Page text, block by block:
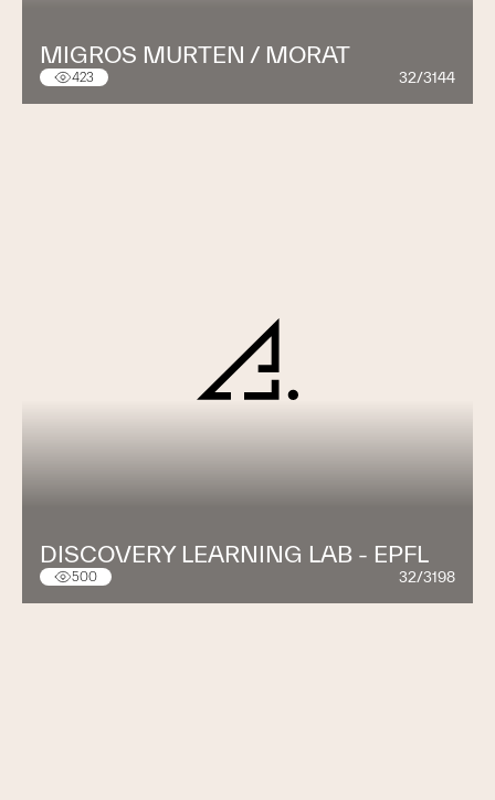
MIGROS MURTEN / MORAT
423 32/3144
DISCOVERY LEARNING LAB - EPFL
500 32/3198